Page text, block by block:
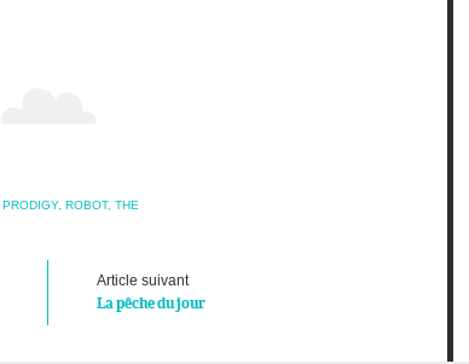
PRODIGY, ROBOT, THE
Article suivant
La pêche du jour